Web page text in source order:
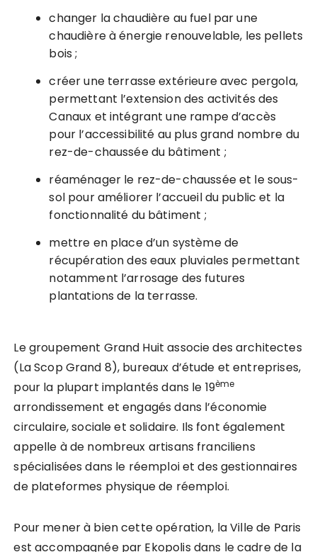
changer la chaudière au fuel par une
chaudière à énergie renouvelable, les pellets
bois ;
créer une terrasse extérieure avec pergola,
permettant l’extension des activités des
Canaux et intégrant une rampe d’accès
pour l’accessibilité au plus grand nombre du
rez-de-chaussée du bâtiment ;
réaménager le rez-de-chaussée et le sous-
sol pour améliorer l’accueil du public et la
fonctionnalité du bâtiment ;
mettre en place d’un système de
récupération des eaux pluviales permettant
notamment l’arrosage des futures
plantations de la terrasse.
Le groupement Grand Huit associe des architectes
(La Scop Grand 8), bureaux d’étude et entreprises,
pour la plupart implantés dans le 19ème
arrondissement et engagés dans l’économie
circulaire, sociale et solidaire. Ils font également
appelle à de nombreux artisans franciliens
spécialisées dans le réemploi et des gestionnaires
de plateformes physique de réemploi.
Pour mener à bien cette opération, la Ville de Paris
est accompagnée par Ekopolis dans le cadre de la